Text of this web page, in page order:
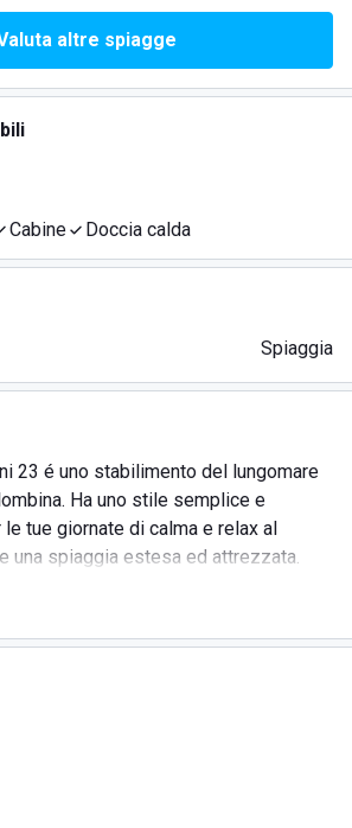
altre spiagge
Cabine Doccia calda
Spiaggia
23 é uno stabilimento del lungomare
Ha uno stile semplice e
tue giornate di calma e relax al
una spiaggia estesa ed attrezzata.